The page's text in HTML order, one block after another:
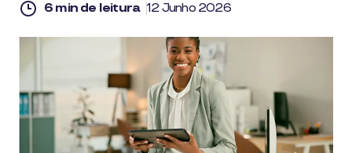
6 min de leitura 12 Junho 2026